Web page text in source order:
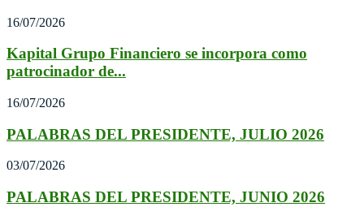
16/07/2026
Kapital Grupo Financiero se incorpora como
patrocinador de...
16/07/2026
PALABRAS DEL PRESIDENTE, JULIO 2026
03/07/2026
PALABRAS DEL PRESIDENTE, JUNIO 2026